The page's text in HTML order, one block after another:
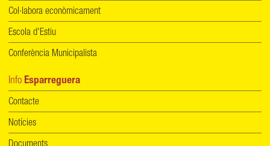
Col·labora econòmicament
Escola d'Estiu
Conferència Municipalista
Info Esparreguera
Contacte
Notícies